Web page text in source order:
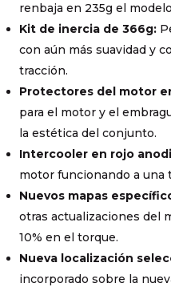
renbaja en 235g el
Kit de inercia de 366g:
con aún más suavidad y
tracción.
Protectores del motor
para el motor y el
la estética del conjunto.
Intercooler en rojo
motor funcionando a una
Nuevos mapas
otras actualizaciones del
10% en el torque.
Nueva localización
incorporado sobre la